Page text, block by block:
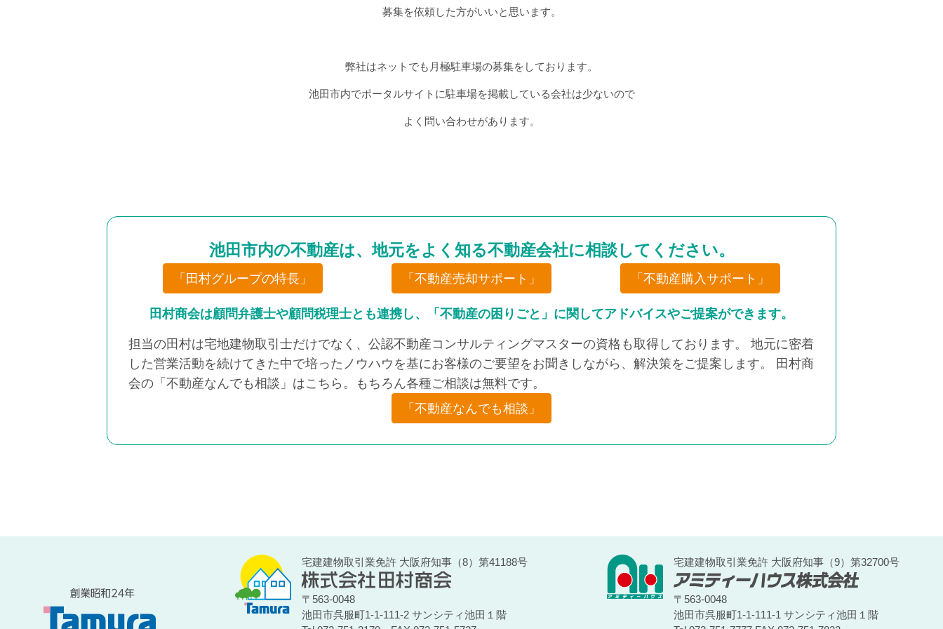
募集を依頼した方がいいと思います。
弊社はネットでも月極駐車場の募集をしております。
池田市内でポータルサイトに駐車場を掲載している会社は少ないので
よく問い合わせがあります。
池田市内の不動産は、地元をよく知る不動産会社に相談してください。
「田村グループの特長」 「不動産売却サポート」 「不動産購入サポート」
田村商会は顧問弁護士や顧問税理士とも連携し、「不動産の困りごと」に関してアドバイスやご提案ができます。
担当の田村は宅地建物取引士だけでなく、公認不動産コンサルティングマスターの資格も取得しております。 地元に密着
した営業活動を続けてきた中で培ったノウハウを基にお客様のご要望をお聞きしながら、解決策をご提案します。 田村商
会の「不動産なんでも相談」はこちら。もちろん各種ご相談は無料です。
「不動産なんでも相談」
宅建建物取引業免許 大阪府知事（8）第41188号
〒563-0048
池田市呉服町1-1-111-2 サンシティ池田１階
宅建建物取引業免許 大阪府知事（9）第32700号
〒563-0048
池田市呉服町1-1-111-1 サンシティ池田１階